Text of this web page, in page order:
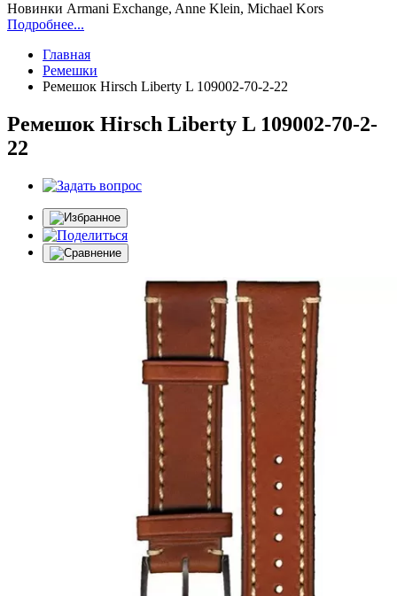
Новинки Armani Exchange, Anne Klein, Michael Kors
Подробнее...
Главная
Ремешки
Ремешок Hirsch Liberty L 109002-70-2-22
Ремешок Hirsch Liberty L 109002-70-2-
22